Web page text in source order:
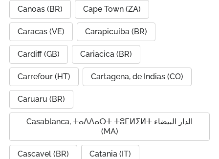
Canoas (BR) Cape Town (ZA)
Caracas (VE) Carapicuíba (BR)
Cardiff (GB) Cariacica (BR)
Carrefour (HT) Cartagena, de Indias (CO)
Caruaru (BR)
Casablanca, ⵜⴰⴷⴷⴰⵔⵜ ⵜⵓⵎⵍⵉⵍⵜ الدار البيضاء
(MA)
Cascavel (BR) Catania (IT)